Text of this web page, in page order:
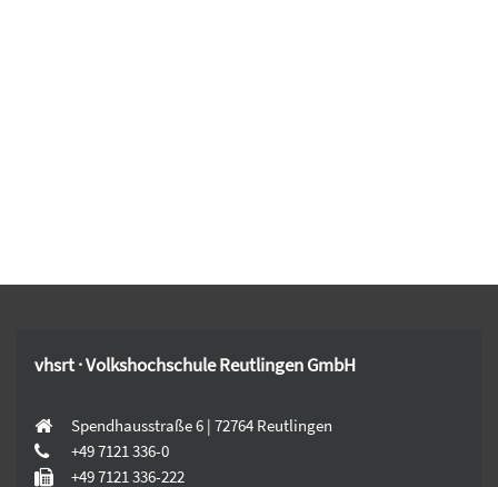
vhsrt · Volkshochschule Reutlingen GmbH
Spendhausstraße 6 | 72764 Reutlingen
+49 7121 336-0
+49 7121 336-222